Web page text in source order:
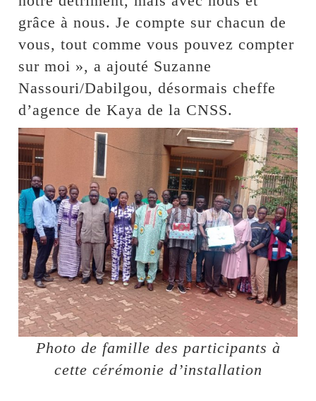
grâce à nous. Je compte sur chacun de
vous, tout comme vous pouvez compter
sur moi », a ajouté Suzanne
Nassouri/Dabilgou, désormais cheffe
d’agence de Kaya de la CNSS.
Photo de famille des participants à
cette cérémonie d’installation